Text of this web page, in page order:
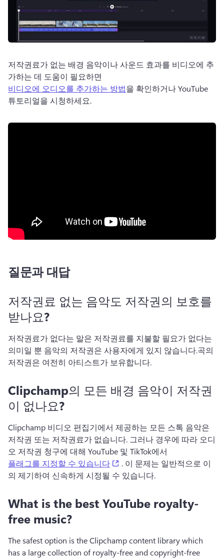
저작권료가 없는 배경 음악이나 사운드 효과를 비디오에 추
가하는 데 도움이 필요하면
비디오에 오디오를 추가하는 방법을 확인하거나 YouTube
튜토리얼을 시청하세요.
질문과 대답
저작권료 없는 음악도 저작권의 보호를
받나요?
저작권료가 없다는 말은 저작권료를 지불할 필요가 없다는
의미일 뿐 음악의 저작권은 사용자에게 있지 않습니다.곡의
저작권은 여전히 아티스트가 보유합니다.
Clipchamp의 모든 배경 음악이 저작권
이 없나요?
Clipchamp 비디오 편집기에서 제공하는 모든 스톡 음악은
저작권 또는 저작권료가 없습니다. 그러나 경우에 따라 오디
오 저작권 청구에 대해 YouTube 및 TikTok에서
플래그를 지정할 수 있습니다
(opens in a new tab)
. 이 문제는 일반적으로 이
의 제기하여 신속하게 시정될 수 있습니다.
What is the best YouTube royalty-
free music?
The safest option is the Clipchamp content library which
has a large collection of royalty-free and copyright-free